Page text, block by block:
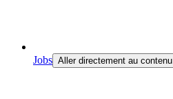
Jobs Aller directement au contenu